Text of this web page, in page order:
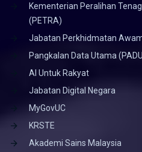
Kementerian Peralihan
(PETRA)
Jabatan Perkhidmatan
Pangkalan Data Utama
AI Untuk Rakyat
Jabatan Digital Negara
MyGovUC
KRSTE
Akademi Sains Malaysia